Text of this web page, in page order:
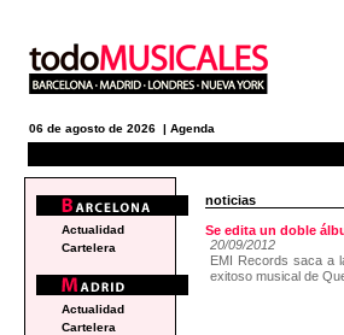
06 de agosto de 2026 | Agenda
noticias
Se edita un doble
20/09/2012
EMI Records saca a
exitoso musical de
Actualidad
Cartelera
Actualidad
Cartelera